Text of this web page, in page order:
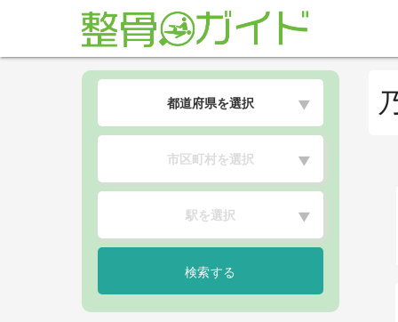
都道府県を選択 ▼
市区町村を選択 ▼
駅を選択 ▼
検索する